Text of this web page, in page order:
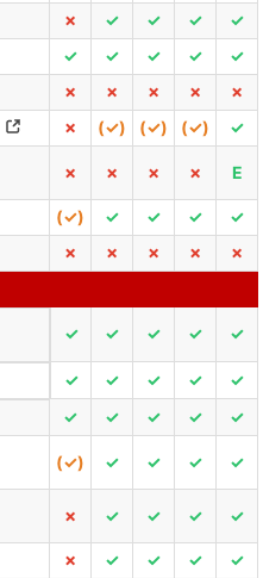
✗ ✓ ✓ ✓
✓
✓ ✓ ✓ ✓
✓
✗ ✗ ✗ ✗
✗
✗ (✓) (✓) (✓)
✓
✗ ✗ ✗ ✗ E
(✓) ✓ ✓ ✓
✓
✗ ✗ ✗ ✗
✗
✓ ✓ ✓ ✓ ✓
✓ ✓ ✓ ✓
✓
✓ ✓ ✓ ✓
✓
(✓) ✓ ✓ ✓ ✓
✗ ✓ ✓ ✓ ✓
✗ ✓ ✓ ✓
✓